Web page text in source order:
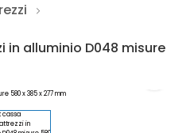
alluminio D048 misure